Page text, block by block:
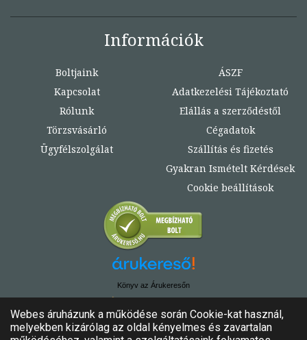
Információk
Boltjaink
Kapcsolat
Rólunk
Törzsvásárló
Ügyfélszolgálat
ÁSZF
Adatkezelési Tájékoztató
Elállás a szerződéstől
Cégadatok
Szállítás és fizetés
Gyakran Ismételt Kérdések
Cookie beállítások
Könyv az Árukeresőn